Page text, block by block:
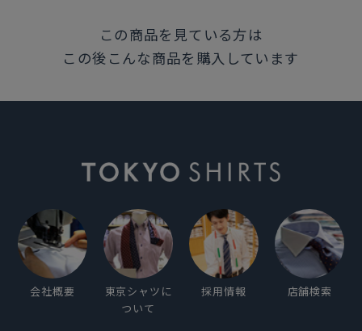
この商品を見ている方は
この後こんな商品を購入しています
会社概要
東京シャツに
ついて
採用情報 店舗検索